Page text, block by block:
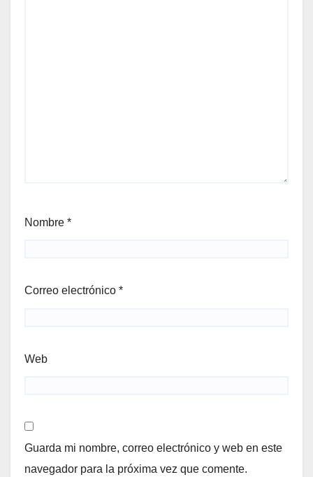
Nombre *
Correo electrónico *
Web
Guarda mi nombre, correo electrónico y web en este
navegador para la próxima vez que comente.